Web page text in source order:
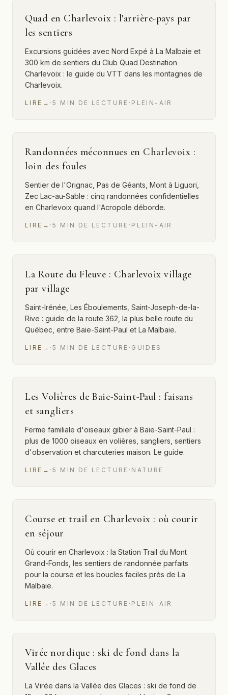
Quad en Charlevoix : l'arrière-pays par
les sentiers
Excursions guidées avec Nord Expé à La Malbaie et
300 km de sentiers du Club Quad Destination
Charlevoix : le guide du VTT dans les montagnes de
Charlevoix.
LIRE → ·5 MIN DE LECTURE · PLEIN-AIR
Randonnées méconnues en Charlevoix :
loin des foules
Sentier de l'Orignac, Pas de Géants, Mont à Liguori,
Zec Lac-au-Sable : cinq randonnées confidentielles
en Charlevoix quand l'Acropole déborde.
LIRE → ·5 MIN DE LECTURE · PLEIN-AIR
La Route du Fleuve : Charlevoix village
par village
Saint-Irénée, Les Éboulements, Saint-Joseph-de-la-
Rive : guide de la route 362, la plus belle route du
Québec, entre Baie-Saint-Paul et La Malbaie.
LIRE → ·5 MIN DE LECTURE · GUIDES
Les Volières de Baie-Saint-Paul : faisans
et sangliers
Ferme familiale d'oiseaux gibier à Baie-Saint-Paul :
plus de 1000 oiseaux en volières, sangliers, sentiers
d'observation et charcuteries maison. Le guide.
LIRE → ·5 MIN DE LECTURE · NATURE
Course et trail en Charlevoix : où courir
en séjour
Où courir en Charlevoix : la Station Trail du Mont
Grand-Fonds, les sentiers de randonnée parfaits
pour la course et les boucles faciles près de La
Malbaie.
LIRE → ·5 MIN DE LECTURE · PLEIN-AIR
Virée nordique : ski de fond dans la
Vallée des Glaces
La Virée dans la Vallée des Glaces : ski de fond de